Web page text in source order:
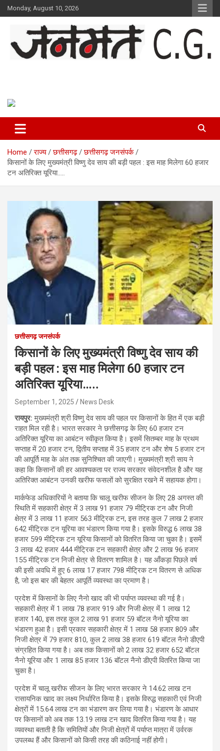
Skip
to
Monday, August 10, 2026
Home राज्य छत्तीसगढ़
छत्तीसगढ़ जनसंपर्क
किसानों के लिए मुख्यमंत्री विष्णु देव साय की बड़ी पहल : इस माह मिलेगा 60 हजार
टन अतिरिक्त यूरिया…..
छत्तीसगढ़ जनसंपर्क
किसानों के लिए मुख्यमंत्री विष्णु देव साय की
बड़ी पहल : इस माह मिलेगा 60 हजार टन
अतिरिक्त यूरिया…..
September 1, 2025 News Desk
रायपुर:मुख्यमंत्री श्री विष्णु देव साय की पहल पर किसानों के हित में एक बड़ी
राहत मिल रही है। भारत सरकार ने छत्तीसगढ़ के लिए 60 हजार टन
अतिरिक्त यूरिया का आबंटन स्वीकृत किया है। इसमें सितम्बर माह के प्रथम
सप्ताह में 20 हजार टन, द्वितीय सप्ताह में 35 हजार टन और शेष 5 हजार टन
की आपूर्ति माह के अंत तक सुनिश्चित की जाएगी। मुख्यमंत्री श्री साय ने
कहा कि किसानों की हर आवश्यकता पर राज्य सरकार संवेदनशील है और यह
अतिरिक्त आबंटन उनकी खरीफ फसलों को सुरक्षित रखने में सहायक होगा।
मार्कफेड अधिकारियों ने बताया कि चालू खरीफ सीजन के लिए 28 अगस्त की
स्थिति में सहकारी क्षेत्र में 3 लाख 91 हजार 79 मीट्रिक टन और निजी
क्षेत्र में 3 लाख 11 हजार 563 मीट्रिक टन, इस तरह कुल 7 लाख 2 हजार
642 मीट्रिक टन यूरिया का भंडारण किया गया है। इसके विरुद्ध 6 लाख 38
हजार 599 मीट्रिक टन यूरिया किसानों को वितरित किया जा चुका है। इसमें
3 लाख 42 हजार 444 मीट्रिक टन सहकारी क्षेत्र और 2 लाख 96 हजार
155 मीट्रिक टन निजी क्षेत्र से वितरण शामिल है। यह आँकड़ा पिछले वर्ष
की इसी अवधि में हुए 6 लाख 17 हजार 798 मीट्रिक टन वितरण से अधिक
है, जो इस बार की बेहतर आपूर्ति व्यवस्था का प्रमाण है।
प्रदेश में किसानों के लिए नैनो खाद की भी पर्याप्त व्यवस्था की गई है।
सहकारी क्षेत्र में 1 लाख 78 हजार 919 और निजी क्षेत्र में 1 लाख 12
हजार 140, इस तरह कुल 2 लाख 91 हजार 59 बॉटल नैनो यूरिया का
भंडारण हुआ है। इसी प्रकार सहकारी क्षेत्र में 1 लाख 58 हजार 809 और
निजी क्षेत्र में 79 हजार 810, कुल 2 लाख 38 हजार 619 बॉटल नैनो डीएपी
संग्रहित किया गया है। अब तक किसानों को 2 लाख 32 हजार 652 बॉटल
नैनो यूरिया और 1 लाख 85 हजार 136 बॉटल नैनो डीएपी वितरित किया जा
चुका है।
प्रदेश में चालू खरीफ सीजन के लिए भारत सरकार ने 14.62 लाख टन
रासायनिक खाद का लक्ष्य निर्धारित किया है। इसके विरुद्ध सहकारी एवं निजी
क्षेत्रों में 15.64 लाख टन का भंडारण कर लिया गया है। भंडारण के आधार
पर किसानों को अब तक 13.19 लाख टन खाद वितरित किया गया है। यह
व्यवस्था बताती है कि समितियों और निजी क्षेत्रों में पर्याप्त मात्रा में उर्वरक
उपलब्ध हैं और किसानों को किसी तरह की कठिनाई नहीं होगी।